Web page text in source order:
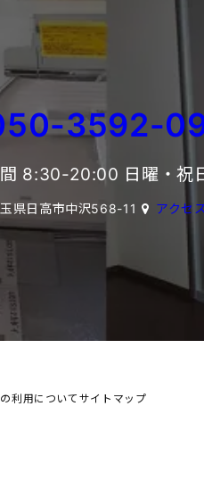
3592-
8:30-20:00 日曜・祝
県日高市中沢568-11 アクセス
利用について サイトマップ